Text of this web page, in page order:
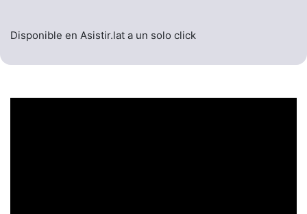
Disponible en Asistir.lat a un solo click